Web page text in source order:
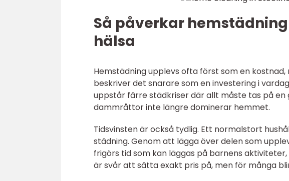
Så påverkar
hälsa
Hemstädning upplevs ofta först som en
beskriver det snarare som en investering i
uppstår färre städkriser där allt måste tas på
dammråttor inte längre dominerar hemmet.
Tidsvinsten är också tydlig. Ett normalstort
städning. Genom att lägga över delen som
frigörs tid som kan läggas på barnens
är svår att sätta exakt pris på, men för många